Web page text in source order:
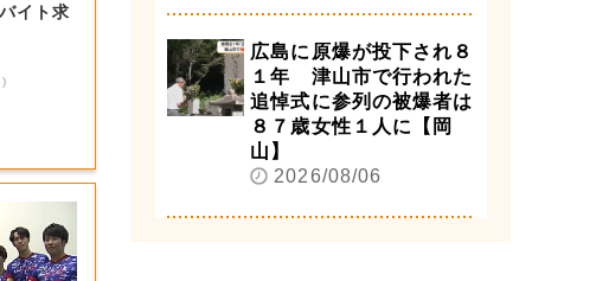
イト求
広島に原爆が投下され８
１年 津山市で行われた
追悼式に参列の被爆者は
８７歳女性１人に【岡
山】
2026/08/06